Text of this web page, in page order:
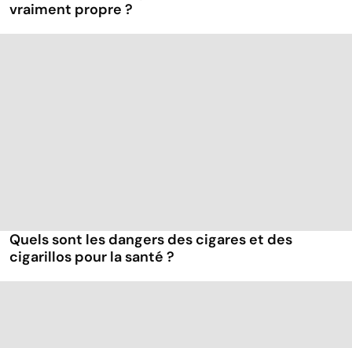
vraiment propre ?
Quels sont les dangers des cigares et des
cigarillos pour la santé ?